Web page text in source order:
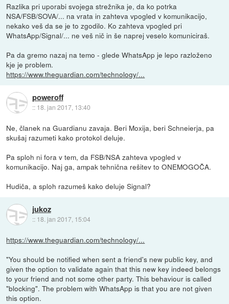
Razlika pri uporabi svojega strežnika je, da ko potrka
NSA/FSB/SOVA/... na vrata in zahteva vpogled v komunikacijo,
nekako veš da se je to zgodilo. Ko zahteva vpogled pri
WhatsApp/Signal/... ne veš nič in še naprej veselo komuniciraš.
Pa da gremo nazaj na temo - glede WhatsApp je lepo razloženo
kje je problem.
https://www.theguardian.com/technology/...
poweroff
:: 18. jan 2017, 13:40
Ne, članek na Guardianu zavaja. Beri Moxija, beri Schneierja, pa
skušaj razumeti kako protokol deluje.
Pa sploh ni fora v tem, da FSB/NSA zahteva vpogled v
komunikacijo. Naj ga, ampak tehnična rešitev to ONEMOGOČA.
Hudiča, a sploh razumeš kako deluje Signal?
jukoz
:: 18. jan 2017, 15:04
https://www.theguardian.com/technology/...
"You should be notified when sent a friend's new public key, and
given the option to validate again that this new key indeed belongs
to your friend and not some other party. This behaviour is called
"blocking". The problem with WhatsApp is that you are not given
this option.